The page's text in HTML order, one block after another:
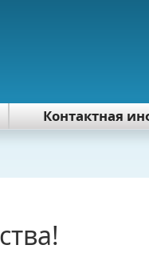
Контактная